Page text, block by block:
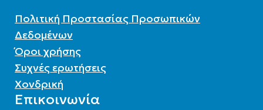
Πολιτική Προστασίας Προσωπικών
Δεδομένων
Όροι χρήσης
Συχνές ερωτήσεις
Χονδρική
Επικοινωνία